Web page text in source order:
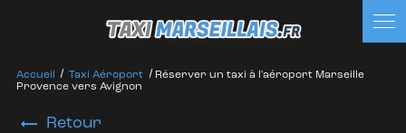
Accueil Taxi Aéroport
Réserver un taxi à l'aéroport Marseille
Provence vers Avignon
Retour